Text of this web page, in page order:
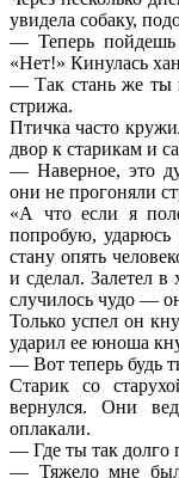
увидела собаку,
— Теперь пойдешь
«Нет!» Кинулась
— Так стань же ты
стрижа.
Птичка часто
двор к старикам и
— Наверное, это
они не прогоняли
«А что если я
попробую, ударюсь
стану опять
и сделал. Залетел
случилось чудо —
Только успел он
ударил ее юноша
— Вот теперь будь
Старик со
вернулся. Они
оплакали.
— Где ты так долго
— Тяжело мне